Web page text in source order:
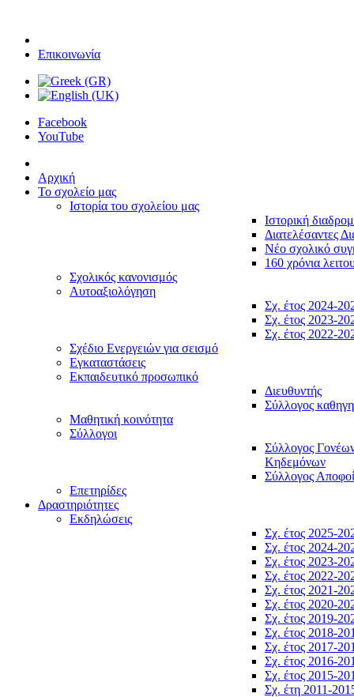
Επικοινωνία
Facebook
YouTube
Αρχική
Το σχολείο μας
Ιστορία του σχολείου μας
Ιστορική
Διατελέσαντες
Νέο σχολικό
160 χρόνια
Σχολικός κανονισμός
Αυτοαξιολόγηση
Σχ. έτος 2024-
Σχ. έτος 2023-
Σχ. έτος 2022-
Σχέδιο Ενεργειών για σεισμό
Εγκαταστάσεις
Εκπαιδευτικό προσωπικό
Διευθυντής
Σύλλογος
Μαθητική κοινότητα
Σύλλογοι
Σύλλογος
Κηδεμόνων
Σύλλογος
Επετηρίδες
Δραστηριότητες
Εκδηλώσεις
Σχ. έτος 2025-
Σχ. έτος 2024-
Σχ. έτος 2023-
Σχ. έτος 2022-
Σχ. έτος 2021-
Σχ. έτος 2020-
Σχ. έτος 2019-
Σχ. έτος 2018-
Σχ. έτος 2017-
Σχ. έτος 2016-
Σχ. έτος 2015-
Σχ. έτη 2011-